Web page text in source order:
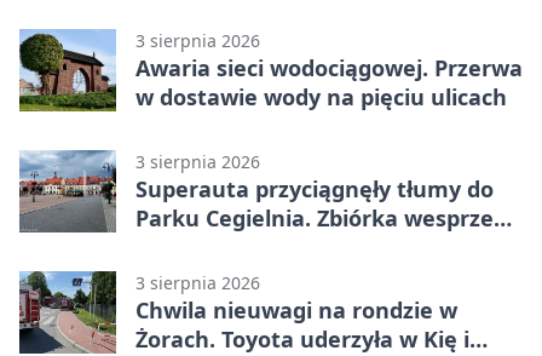
3 sierpnia 2026
Awaria sieci wodociągowej. Przerwa
w dostawie wody na pięciu ulicach
3 sierpnia 2026
Superauta przyciągnęły tłumy do
Parku Cegielnia. Zbiórka wesprze
3 sierpnia 2026
Chwila nieuwagi na rondzie w
Żorach. Toyota uderzyła w Kię i